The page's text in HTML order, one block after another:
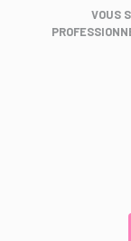
VOUS